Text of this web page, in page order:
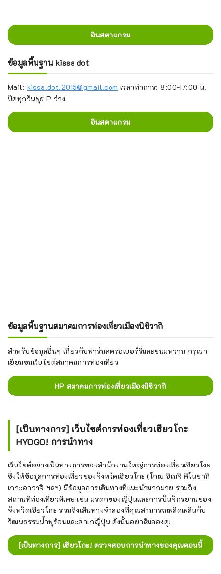
อินสตาแกรม
ข้อมูลพื้นฐาน kissa dot
Mail: kissa.dot.2015@gmail.com เวลาทำการ: 8:00-17:00 น.
ปิดทุกวันพุธ P ว่าง
อินสตาแกรม
ข้อมูลพื้นฐานสมาคมการท่องเที่ยวเมืองนิชิวากิ
สำหรับข้อมูลอื่นๆ เกี่ยวกับฟาร์มสตรอเบอร์รี่และขนมหวาน กรุณา
เยี่ยมชมเว็บไซต์สมาคมการท่องเที่ยว
HP สมาคมการท่องเที่ยวเมืองนิชิวากิ
[เป็นทางการ] เว็บไซต์การท่องเที่ยวเฮียวโกะ
HYOGO! การนำทาง
เว็บไซต์อย่างเป็นทางการของสำนักงานใหญ่การท่องเที่ยวเฮียวโงะ
ซึ่งให้ข้อมูลการท่องเที่ยวของจังหวัดเฮียวโกะ (โกเบ ฮิเมจิ คิโนซากิ
เกาะอาวาจิ ฯลฯ) มีข้อมูลการเดินทางที่แนะนำมากมาย รวมถึง
สถานที่ท่องเที่ยวพิเศษ เช่น มรดกของญี่ปุ่นและการปั่นจักรยานของ
จังหวัดเฮียวโกะ รวมถึงเส้นทางจำลองที่คุณสามารถเพลิดเพลินกับ
วัฒนธรรมน้ำพุร้อนและสาเกญี่ปุ่น ดังนั้นอย่าลืมลองดู!
[เป็นทางการ] เฮียวโกะ! ตรวจสอบการนำทางของคุณตอนนี้